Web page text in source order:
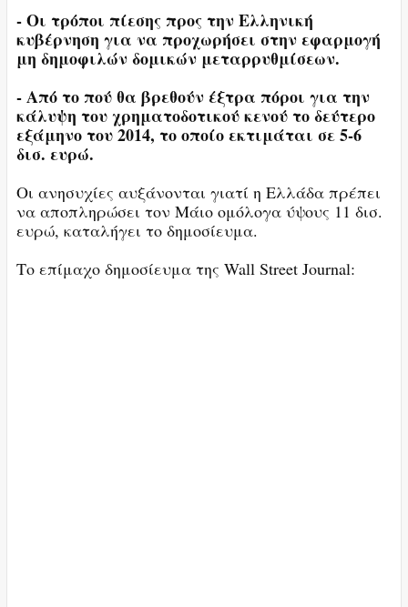
- Οι τρόποι πίεσης προς την Ελληνική
κυβέρνηση για να προχωρήσει στην εφαρμογή
μη δημοφιλών δομικών μεταρρυθμίσεων.
- Από το πού θα βρεθούν έξτρα πόροι για την
κάλυψη του χρηματοδοτικού κενού το δεύτερο
εξάμηνο του 2014, το οποίο εκτιμάται σε 5-6
δισ. ευρώ.
Οι ανησυχίες αυξάνονται γιατί η Ελλάδα πρέπει
να αποπληρώσει τον Μάιο ομόλογα ύψους 11 δισ.
ευρώ, καταλήγει το δημοσίευμα.
Το επίμαχο δημοσίευμα της Wall Street Journal: